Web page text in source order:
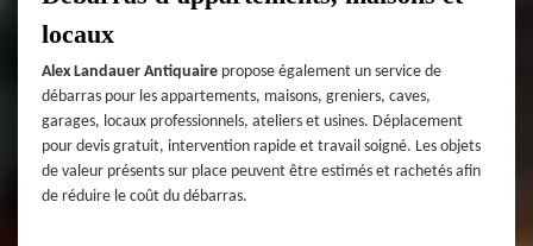
locaux
Alex Landauer Antiquaire propose également un service de
débarras pour les appartements, maisons, greniers, caves,
garages, locaux professionnels, ateliers et usines. Déplacement
pour devis gratuit, intervention rapide et travail soigné. Les objets
de valeur présents sur place peuvent être estimés et rachetés afin
de réduire le coût du débarras.